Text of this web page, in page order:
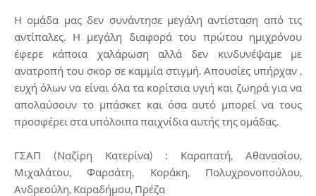
Η ομάδα μας δεν συνάντησε μεγάλη αντίσταση από τις
αντίπαλες. Η μεγάλη διαφορά του πρώτου ημιχρόνου
έφερε κάποια χαλάρωση αλλά δεν κινδυνέψαμε με
ανατροπή του σκορ σε καμμία στιγμή. Απουσίες υπήρχαν ,
ευχή όλων να είναι όλα τα κορίτσια υγιή και ζωηρά για να
απολαύσουν το μπάσκετ και όσα αυτό μπορεί να τους
προσφέρει στα υπόλοιπα παιχνίδια αυτής της ομάδας.
ΓΣΑΠ (Ναζίρη Κατερίνα) : Καραπατή, Αθανασίου,
Μιχαλάτου, Φαρσάτη, Κοράκη, Πολυχρονοπούλου,
Ανδρεούλη, Καραδήμου, Πρέζα